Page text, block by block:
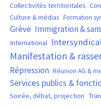
Collectivités territoritales
Culture & médias Formation
Grève Immigration &
International
Manifestation &
Répression Réunion AG &
Services publics &
Soirée, débat, projection